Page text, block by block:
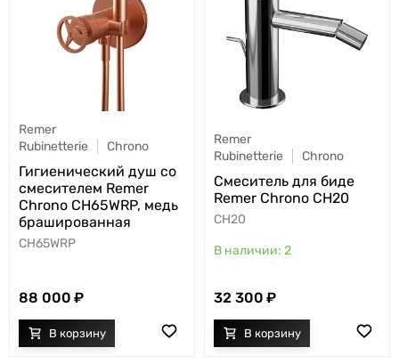
Remer
Rubinetterie
Chrono
Гигиенический душ со
смесителем Remer
Chrono CH65WRP, медь
брашированная
CH65WRP
88 000
Remer
Rubinetterie
Chrono
Смеситель для биде
Remer Chrono CH20
CH20
2
32 300